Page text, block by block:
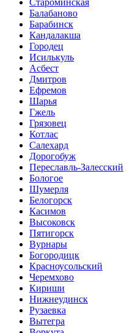
Староминская
Балабаново
Барабинск
Кандалакша
Городец
Исилькуль
Асбест
Дмитров
Ефремов
Шарья
Гжель
Грязовец
Котлас
Салехард
Дорогобуж
Переславль-Залесский
Бологое
Шумерля
Белогорск
Касимов
Высоковск
Пятигорск
Вурнары
Богородицк
Красноусольский
Черемхово
Кириши
Нижнеудинск
Рузаевка
Вытегра